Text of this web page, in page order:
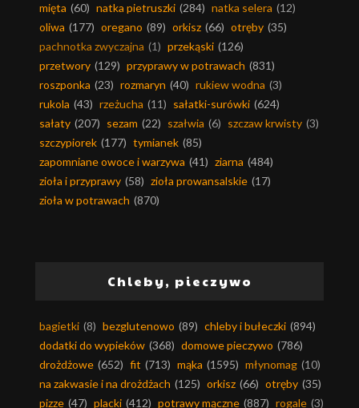
mięta (60) natka pietruszki (284) natka selera (12)
oliwa (177) oregano (89) orkisz (66) otręby (35)
pachnotka zwyczajna (1) przekąski (126)
przetwory (129) przyprawy w potrawach (831)
roszponka (23) rozmaryn (40) rukiew wodna (3)
rukola (43) rzeżucha (11) sałatki-surówki (624)
sałaty (207) sezam (22) szałwia (6) szczaw krwisty (3)
szczypiorek (177) tymianek (85)
zapomniane owoce i warzywa (41) ziarna (484)
zioła i przyprawy (58) zioła prowansalskie (17)
zioła w potrawach (870)
Chleby, pieczywo
bagietki (8) bezglutenowo (89) chleby i bułeczki (894)
dodatki do wypieków (368) domowe pieczywo (786)
drożdżowe (652) fit (713) mąka (1595) młynomag (10)
na zakwasie i na drożdżach (125) orkisz (66) otręby (35)
pizze (47) placki (412) potrawy mączne (887) rogale (3)